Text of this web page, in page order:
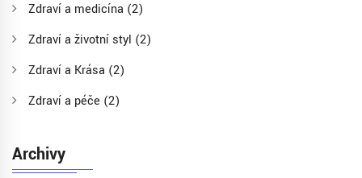
Zdraví a medicína (2)
Zdraví a životní styl (2)
Zdraví a Krása (2)
Zdraví a péče (2)
Archivy